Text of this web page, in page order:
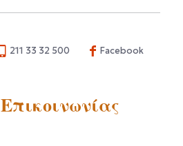
211 33 32 500 Facebook
Επικοινωνίας